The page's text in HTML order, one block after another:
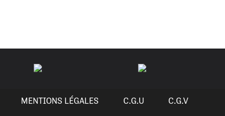
MENTIONS LÉGALES C.G.U C.G.V